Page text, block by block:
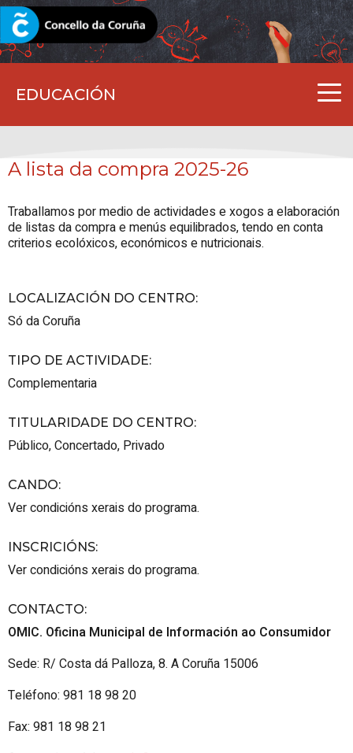
EDUCACIÓN
CORUNA.GAL
A lista da compra 2025-26
Traballamos por medio de actividades e xogos a elaboración
de listas da compra e menús equilibrados, tendo en conta
criterios ecolóxicos, económicos e nutricionais.
LOCALIZACIÓN DO CENTRO:
Só da Coruña
TIPO DE ACTIVIDADE:
Complementaria
TITULARIDADE DO CENTRO:
Público,Concertado, Privado
CANDO:
Ver condicións xerais do programa.
INSCRICIÓNS:
Ver condicións xerais do programa.
CONTACTO:
OMIC. Oficina Municipal de Información ao Consumidor
Sede: R/ Costa dá Palloza, 8. A Coruña 15006
Teléfono: 981 18 98 20
Fax: 981 18 98 21